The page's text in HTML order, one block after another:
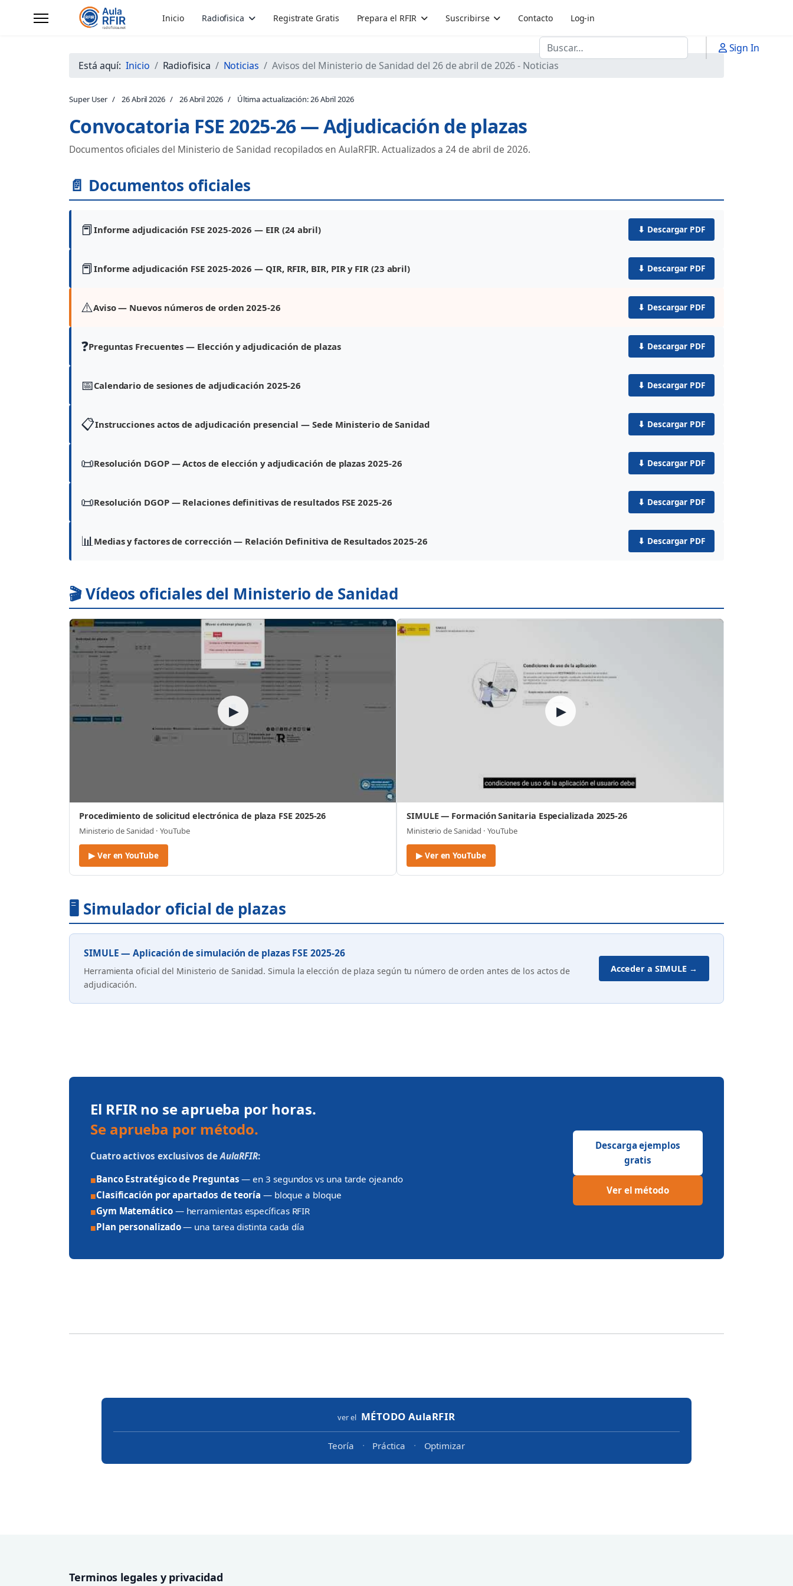
Inicio Radiofisica Registrate Gratis Prepara el RFIR Suscribirse Contacto Log-in
Buscar
Sign In
Está aquí:Inicio Radiofisica Noticias Avisos del Ministerio de Sanidad del 26 de abril de 2026 - Noticias
Super User 26 Abril 2026 26 Abril 2026 Última actualización: 26 Abril 2026
Convocatoria FSE 2025-26 — Adjudicación de plazas
Documentos oficiales del Ministerio de Sanidad recopilados en AulaRFIR. Actualizados a 24 de abril de 2026.
📄 Documentos oficiales
📕Informe adjudicación FSE 2025-2026 — EIR (24 abril) ⬇ Descargar PDF
📕Informe adjudicación FSE 2025-2026 — QIR, RFIR, BIR, PIR y FIR (23 abril) ⬇ Descargar PDF
⚠️Aviso — Nuevos números de orden 2025-26 ⬇ Descargar PDF
❓Preguntas Frecuentes — Elección y adjudicación de plazas ⬇ Descargar PDF
📅Calendario de sesiones de adjudicación 2025-26 ⬇ Descargar PDF
📋Instrucciones actos de adjudicación presencial — Sede Ministerio de Sanidad ⬇ Descargar PDF
📜Resolución DGOP — Actos de elección y adjudicación de plazas 2025-26 ⬇ Descargar PDF
📜Resolución DGOP — Relaciones definitivas de resultados FSE 2025-26 ⬇ Descargar PDF
📊Medias y factores de corrección — Relación Definitiva de Resultados 2025-26 ⬇ Descargar PDF
🎬 Vídeos oficiales del Ministerio de Sanidad
▶
Procedimiento de solicitud electrónica de plaza FSE 2025-26
Ministerio de Sanidad · YouTube
▶ Ver en YouTube
▶
SIMULE — Formación Sanitaria Especializada 2025-26
Ministerio de Sanidad · YouTube
▶ Ver en YouTube
🖥️ Simulador oficial de plazas
SIMULE — Aplicación de simulación de plazas FSE 2025-26
Herramienta oficial del Ministerio de Sanidad. Simula la elección de plaza según tu número de orden antes de los actos de
adjudicación.
Acceder a SIMULE →
El RFIR no se aprueba por horas.
Se aprueba por método.
Cuatro activos exclusivos deAulaRFIR:
■Banco Estratégico de Preguntas — en 3 segundos vs una tarde ojeando
■Clasificación por apartados de teoría — bloque a bloque
■Gym Matemático— herramientas específicas RFIR
■Plan personalizado— una tarea distinta cada día
Descarga ejemplos
gratis
Ver el método
ver el MÉTODO AulaRFIR
Teoría · Práctica · Optimizar
Terminos legales y privacidad